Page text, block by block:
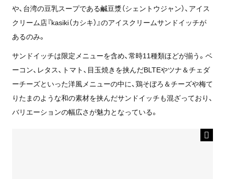
や、台湾の豆乳スープである鹹豆漿（シェントウジャン）、アイス
クリーム店『kasiki（カシキ）』のアイスクリームサンドイッチが
あるのみ。
サンドイッチは限定メニューを含め、常時11種類ほどが揃う。ベ
ーコン、レタス、トマト、目玉焼きを挟んだBLTEやツナ＆チェダ
ーチーズといった洋風メニューの中に、鶏そぼろ＆チーズや梅て
りたまのような和の素材を挟んだサンドイッチも混ざっており、
バリエーションの幅広さが魅力となっている。